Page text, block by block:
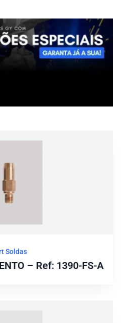
Soldas
– Ref: 1390-FS-A